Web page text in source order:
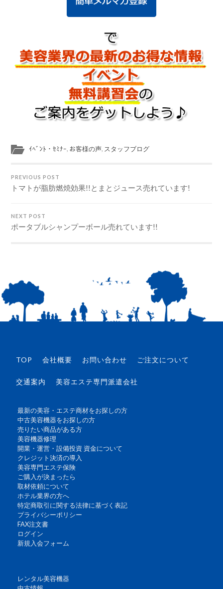
ｲﾍﾞﾝﾄ・ｾﾐﾅｰ, お客様の声, スタッフブログ
PREVIOUS POST
トマトが脂肪燃焼効果!!とまとジュース売れています!
NEXT POST
ポータブルシャンプーボール売れています!!
TOP 会社概要 お問い合わせ ご注文について
交通案内 美容エステ専門派遣会社
最新の美容・エステ商材をお探しの方
中古美容機器をお探しの方
売りたい商品がある方
美容機器修理
開業・運営・設備投資 資金について
クレジット決済の導入
美容専門エステ保険
ご購入が決まったら
取材依頼について
ホテル業界の方へ
特定商取引に関する法律に基づく表記
プライバシーポリシー
FAX注文書
ログイン
新規入会フォーム
レンタル美容機器